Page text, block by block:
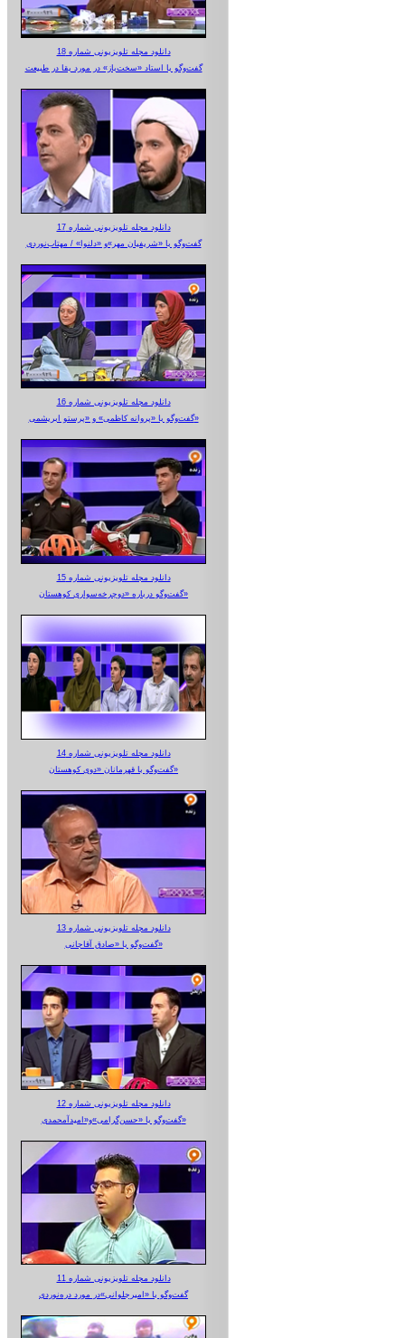
دانلود مجله تلویزیونی شماره 18
گفت‌وگو با استاد «سخت‌باز» در مورد بقا در طبیعت
دانلود مجله تلویزیونی شماره 17
گفت‌وگو با «شریفیان مهر»‌و «دلنوا» / مهتاب‌نوردی
دانلود مجله تلویزیونی شماره 16
گفت‌وگو با «پروانه کاظمی» و «پرستو‌ ابریشمی»
دانلود مجله تلویزیونی شماره 15
گفت‌وگو درباره «دوچرخه‌سواری کوهستان»
دانلود مجله تلویزیونی شماره 14
گفت‌وگو با قهرمانان «دوی کوهستان»
دانلود مجله تلویزیونی شماره 13
گفت‌وگو با «صادق آقاجانی»
دانلود مجله تلویزیونی شماره 12
گفت‌وگو با «حسن‌گرامی»و«امیدآمحمدی»
دانلود مجله تلویزیونی شماره 11
گفت‌وگو با «امیرجلوانی»در مورد دره‌نوردی